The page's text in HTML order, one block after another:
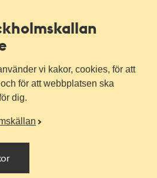
vi kakor, cookies, för att
för att webbplatsen ska
dig.